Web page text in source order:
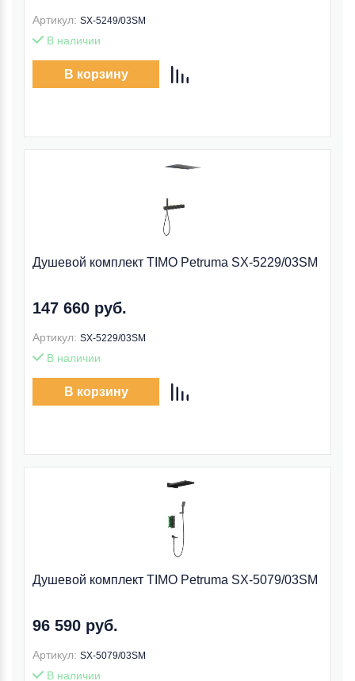
Артикул: SX-5249/03SM
В наличии
В корзину
Душевой комплект TIMO Petruma SX-5229/03SM
147 660 руб.
Артикул: SX-5229/03SM
В наличии
В корзину
Душевой комплект TIMO Petruma SX-5079/03SM
96 590 руб.
Артикул: SX-5079/03SM
В наличии